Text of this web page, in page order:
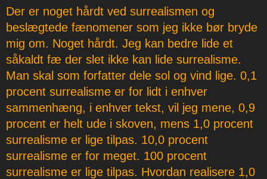
Der er noget hårdt ved surrealismen og
beslægtede fænomener som jeg ikke bør bryde
mig om. Noget hårdt. Jeg kan bedre lide et
såkaldt fæ der slet ikke kan lide surrealisme.
Man skal som forfatter dele sol og vind lige. 0,1
procent surrealisme er for lidt i enhver
sammenhæng, i enhver tekst, vil jeg mene, 0,9
procent er helt ude i skoven, mens 1,0 procent
surrealisme er lige tilpas. 10,0 procent
surrealisme er for meget. 100 procent
surrealisme er lige tilpas. Hvordan realisere 1,0